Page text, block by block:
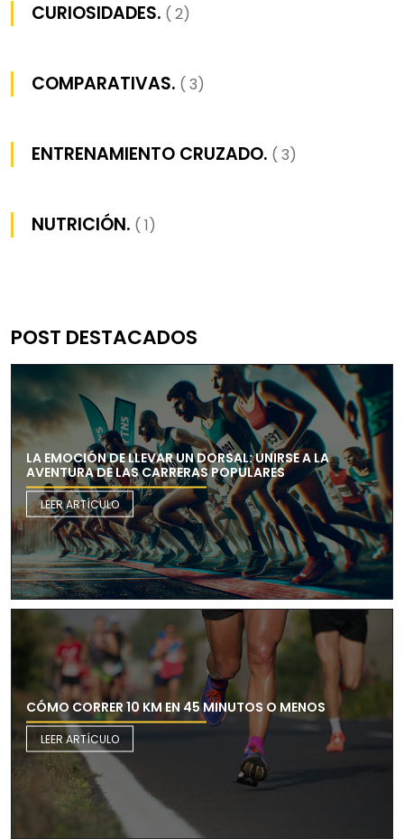
CURIOSIDADES. ( 2)
COMPARATIVAS. ( 3)
ENTRENAMIENTO CRUZADO. ( 3)
NUTRICIÓN. ( 1)
POST DESTACADOS
LA EMOCIÓN DE LLEVAR UN DORSAL: UNIRSE A LA
AVENTURA DE LAS CARRERAS POPULARES
LEER ARTÍCULO
CÓMO CORRER 10 KM EN 45 MINUTOS O MENOS
LEER ARTÍCULO